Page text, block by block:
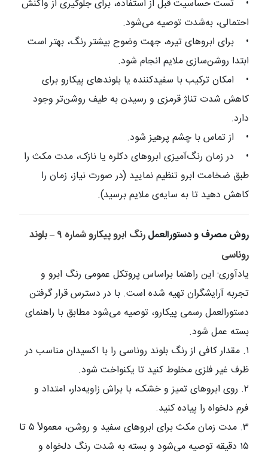
•
تست حساسیت قبل از استفاده، برای جلوگیری از واکنش
احتمالی، به‌شدت توصیه می‌شود.
•
برای ابروهای تیره، جهت وضوح بیشتر رنگ، بهتر است
ابتدا روشن‌سازی ملایم انجام شود.
•
امکان ترکیب با سفیدکننده یا بلوندهای پیکارو برای
کاهش شدت تناژ قرمزی و رسیدن به طیف روشن‌تر وجود
دارد.
•
از تماس با چشم پرهیز شود.
•
در زمان رنگ‌آمیزی ابروهای دکلره یا نازک، مدت مکث را
طبق ضخامت ابرو تنظیم نمایید (در صورت نیاز، زمان را
کاهش دهید تا به سایه‌ی ملایم برسید).
روش مصرف و دستورالعمل
رنگ ابرو پیکارو شماره ۹ – بلوند
روناسی
یادآوری: این راهنما براساس پروتکل عمومی رنگ ابرو و
تجربه آرایشگران تهیه شده است. با در دسترس قرار گرفتن
دستورالعمل رسمی پیکارو، توصیه می‌شود مطابق با راهنمای
بسته عمل شود.
۱. مقدار کافی از رنگ بلوند روناسی را با اکسیدان مناسب در
ظرف غیر فلزی مخلوط کنید تا یکنواخت شود.
۲. روی ابروهای تمیز و خشک، با براش زاویه‌دار، امتداد و
فرم دلخواه را پیاده کنید.
۳. مدت زمان مکث برای ابروهای سفید و روشن، معمولاً ۵ تا
۱۵ دقیقه توصیه می‌شود و بسته به شدت رنگ دلخواه و